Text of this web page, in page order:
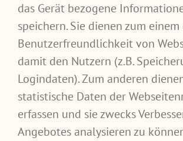
das Gerät bezogene
speichern. Sie dienen zum einem
Benutzerfreundlichkeit von
damit den Nutzern (z.B.
Logindaten). Zum anderen
statistische Daten der
erfassen und sie zwecks
Angebotes analysieren zu